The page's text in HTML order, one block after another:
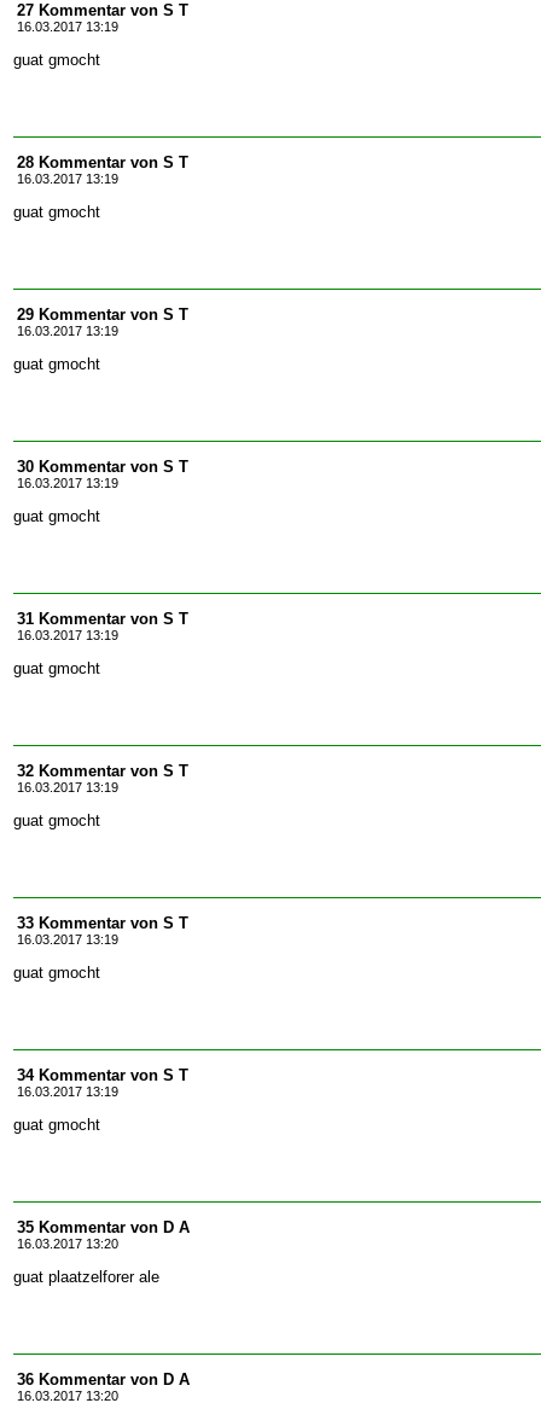
27 Kommentar von S T
16.03.2017 13:19
guat gmocht
28 Kommentar von S T
16.03.2017 13:19
guat gmocht
29 Kommentar von S T
16.03.2017 13:19
guat gmocht
30 Kommentar von S T
16.03.2017 13:19
guat gmocht
31 Kommentar von S T
16.03.2017 13:19
guat gmocht
32 Kommentar von S T
16.03.2017 13:19
guat gmocht
33 Kommentar von S T
16.03.2017 13:19
guat gmocht
34 Kommentar von S T
16.03.2017 13:19
guat gmocht
35 Kommentar von D A
16.03.2017 13:20
guat plaatzelforer ale
36 Kommentar von D A
16.03.2017 13:20